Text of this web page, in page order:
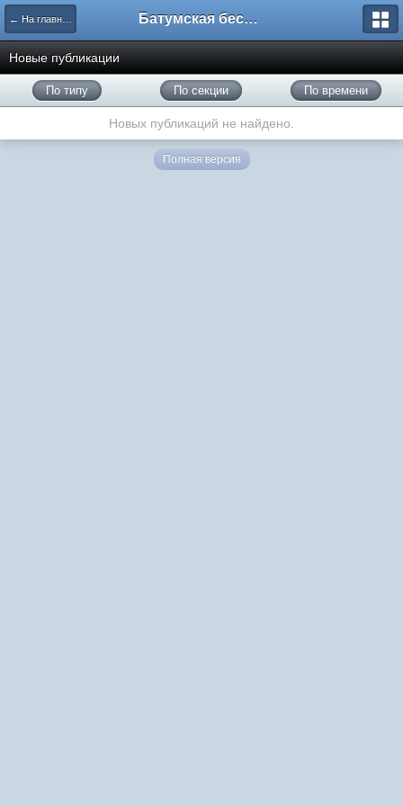
← На главную Батумская беседка
Новые публикации
По типу По секции По времени
Новых публикаций не найдено.
Полная версия